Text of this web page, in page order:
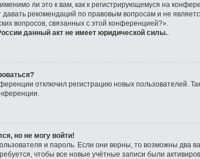
ли это к вам, как к регистрирующемуся на
рекомендаций по правовым вопросам и не
вопросов, связанных с этой конференцией?».
данный акт не имеет юридической силы..
отключил регистрацию новых пользователей.
но не могу войти!
и пароль. Если они верны, то возможны два
чтобы все новые учётные записи были